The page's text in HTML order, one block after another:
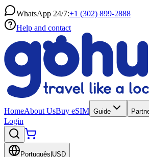
WhatsApp 24/7:+1 (302) 899-2888
Help and contact
HomeAbout UsBuy eSIM Guide
Login
Português USD